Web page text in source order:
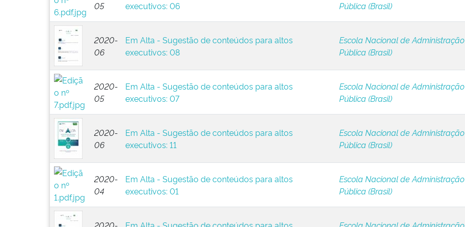
05
executivos: 06
Pública (Brasil)
2020-
06
Em Alta - Sugestão de conteúdos para altos
executivos: 08
Escola Nacional de Administração
Pública (Brasil)
2020-
05
Em Alta - Sugestão de conteúdos para altos
executivos: 07
Escola Nacional de Administração
Pública (Brasil)
2020-
06
Em Alta - Sugestão de conteúdos para altos
executivos: 11
Escola Nacional de Administração
Pública (Brasil)
2020-
04
Em Alta - Sugestão de conteúdos para altos
executivos: 01
Escola Nacional de Administração
Pública (Brasil)